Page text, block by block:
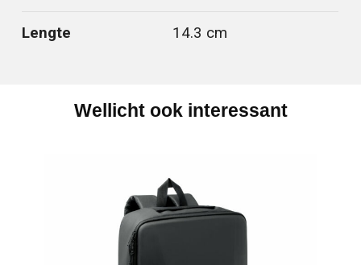
Lengte 14.3 cm
Wellicht ook interessant